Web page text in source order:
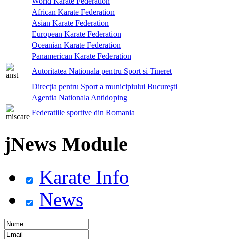
African Karate Federation
Asian Karate Federation
European Karate Federation
Oceanian Karate Federation
Panamerican Karate Federation
Autoritatea Nationala pentru Sport si Tineret
Direcţia pentru Sport a municipiului Bucureşti
Agentia Nationala Antidoping
Federatiile sportive din Romania
jNews Module
Karate Info
News